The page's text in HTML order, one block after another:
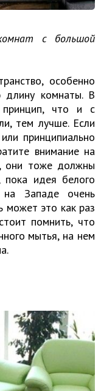
с большой
особенно
длину комнаты. В
что и с
тем лучше. Если
принципиально
внимание на
они тоже должны
пока идея белого
Западе очень
может это как раз
помнить, что
мытья, на нем